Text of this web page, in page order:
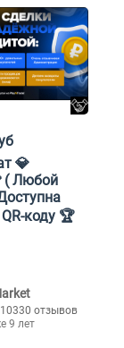
💎
Любой
коду 🏆
10330 отзывов
9 лет